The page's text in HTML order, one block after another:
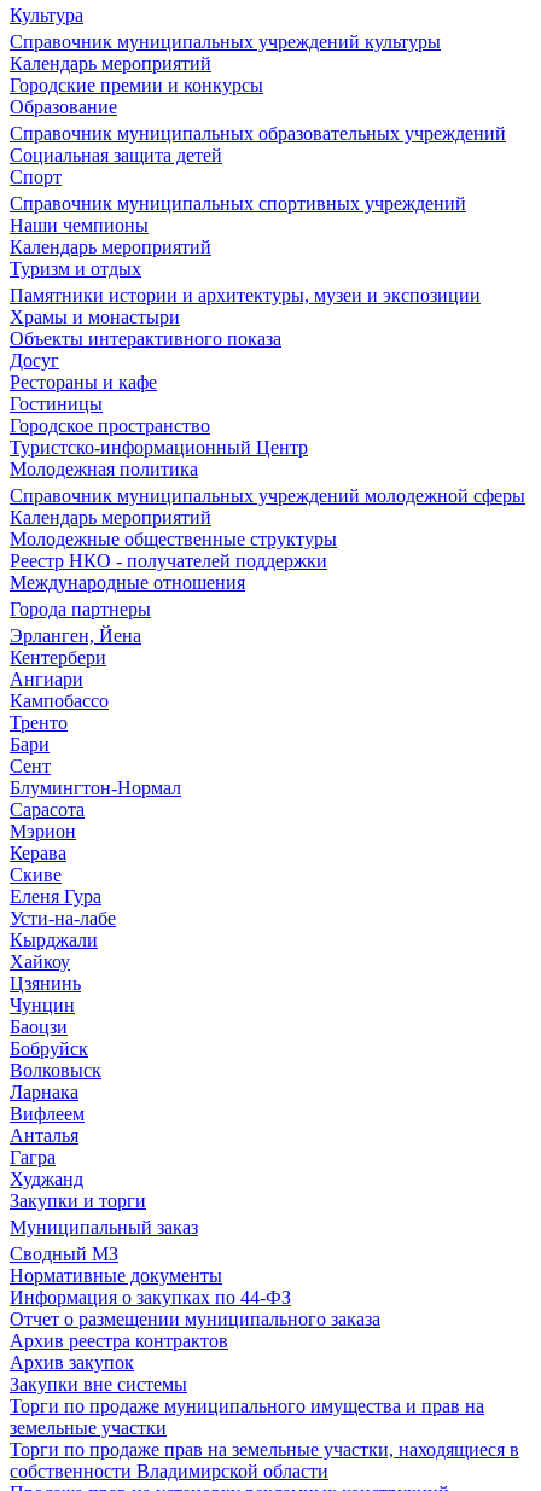
Культура
Справочник муниципальных учреждений культуры
Календарь мероприятий
Городские премии и конкурсы
Образование
Справочник муниципальных образовательных учреждений
Социальная защита детей
Спорт
Справочник муниципальных спортивных учреждений
Наши чемпионы
Календарь мероприятий
Туризм и отдых
Памятники истории и архитектуры, музеи и экспозиции
Храмы и монастыри
Объекты интерактивного показа
Досуг
Рестораны и кафе
Гостиницы
Городское пространство
Туристско-информационный Центр
Молодежная политика
Справочник муниципальных учреждений молодежной сферы
Календарь мероприятий
Молодежные общественные структуры
Реестр НКО - получателей поддержки
Международные отношения
Города партнеры
Эрланген, Йена
Кентербери
Ангиари
Кампобассо
Тренто
Бари
Сент
Блумингтон-Нормал
Сарасота
Мэрион
Керава
Скиве
Еленя Гура
Усти-на-лабе
Кырджали
Хайкоу
Цзянинь
Чунцин
Баоцзи
Бобруйск
Волковыск
Ларнака
Вифлеем
Анталья
Гагра
Худжанд
Закупки и торги
Муниципальный заказ
Сводный МЗ
Нормативные документы
Информация о закупках по 44-ФЗ
Отчет о размещении муниципального заказа
Архив реестра контрактов
Архив закупок
Закупки вне системы
Торги по продаже муниципального имущества и прав на
земельные участки
Торги по продаже прав на земельные участки, находящиеся в
собственности Владимирской области